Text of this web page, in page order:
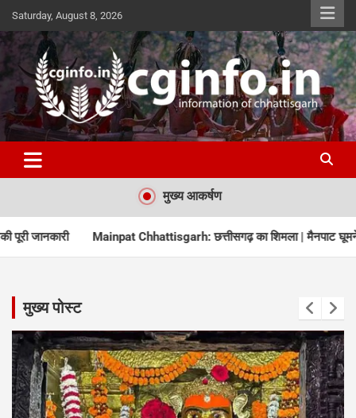
content
Saturday, August 8, 2026
cginfo.in
information of Chhattisgarh
मुख्य आकर्षण
का शिमला | मैनपाट घूमने की पूरी जानकारी जांजगीर चांपा के
मुख्य पोस्ट